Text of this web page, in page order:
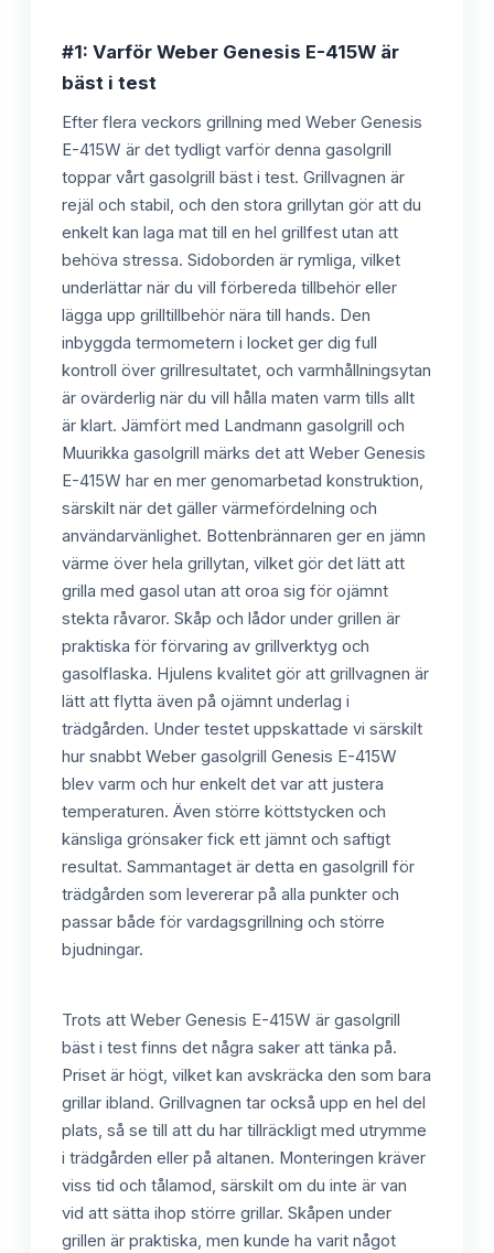
#1: Varför Weber Genesis E-415W är
bäst i test
Efter flera veckors grillning med Weber Genesis
E-415W är det tydligt varför denna gasolgrill
toppar vårt gasolgrill bäst i test. Grillvagnen är
rejäl och stabil, och den stora grillytan gör att du
enkelt kan laga mat till en hel grillfest utan att
behöva stressa. Sidoborden är rymliga, vilket
underlättar när du vill förbereda tillbehör eller
lägga upp grilltillbehör nära till hands. Den
inbyggda termometern i locket ger dig full
kontroll över grillresultatet, och varmhållningsytan
är ovärderlig när du vill hålla maten varm tills allt
är klart. Jämfört med Landmann gasolgrill och
Muurikka gasolgrill märks det att Weber Genesis
E-415W har en mer genomarbetad konstruktion,
särskilt när det gäller värmefördelning och
användarvänlighet. Bottenbrännaren ger en jämn
värme över hela grillytan, vilket gör det lätt att
grilla med gasol utan att oroa sig för ojämnt
stekta råvaror. Skåp och lådor under grillen är
praktiska för förvaring av grillverktyg och
gasolflaska. Hjulens kvalitet gör att grillvagnen är
lätt att flytta även på ojämnt underlag i
trädgården. Under testet uppskattade vi särskilt
hur snabbt Weber gasolgrill Genesis E-415W
blev varm och hur enkelt det var att justera
temperaturen. Även större köttstycken och
känsliga grönsaker fick ett jämnt och saftigt
resultat. Sammantaget är detta en gasolgrill för
trädgården som levererar på alla punkter och
passar både för vardagsgrillning och större
bjudningar.
Trots att Weber Genesis E-415W är gasolgrill
bäst i test finns det några saker att tänka på.
Priset är högt, vilket kan avskräcka den som bara
grillar ibland. Grillvagnen tar också upp en hel del
plats, så se till att du har tillräckligt med utrymme
i trädgården eller på altanen. Monteringen kräver
viss tid och tålamod, särskilt om du inte är van
vid att sätta ihop större grillar. Skåpen under
grillen är praktiska, men kunde ha varit något